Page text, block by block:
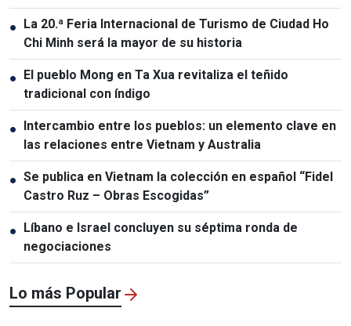
● La 20.ª Feria Internacional de Turismo de Ciudad Ho
Chi Minh será la mayor de su historia
● El pueblo Mong en Ta Xua revitaliza el teñido
tradicional con índigo
● Intercambio entre los pueblos: un elemento clave en
las relaciones entre Vietnam y Australia
● Se publica en Vietnam la colección en español “Fidel
Castro Ruz – Obras Escogidas”
● Líbano e Israel concluyen su séptima ronda de
negociaciones
Lo más Popular